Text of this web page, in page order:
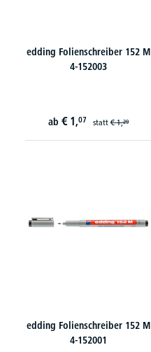
edding Folienschreiber 152 M
4-152003
ab € 1,07 statt€ 1,29
edding Folienschreiber 152 M
4-152001